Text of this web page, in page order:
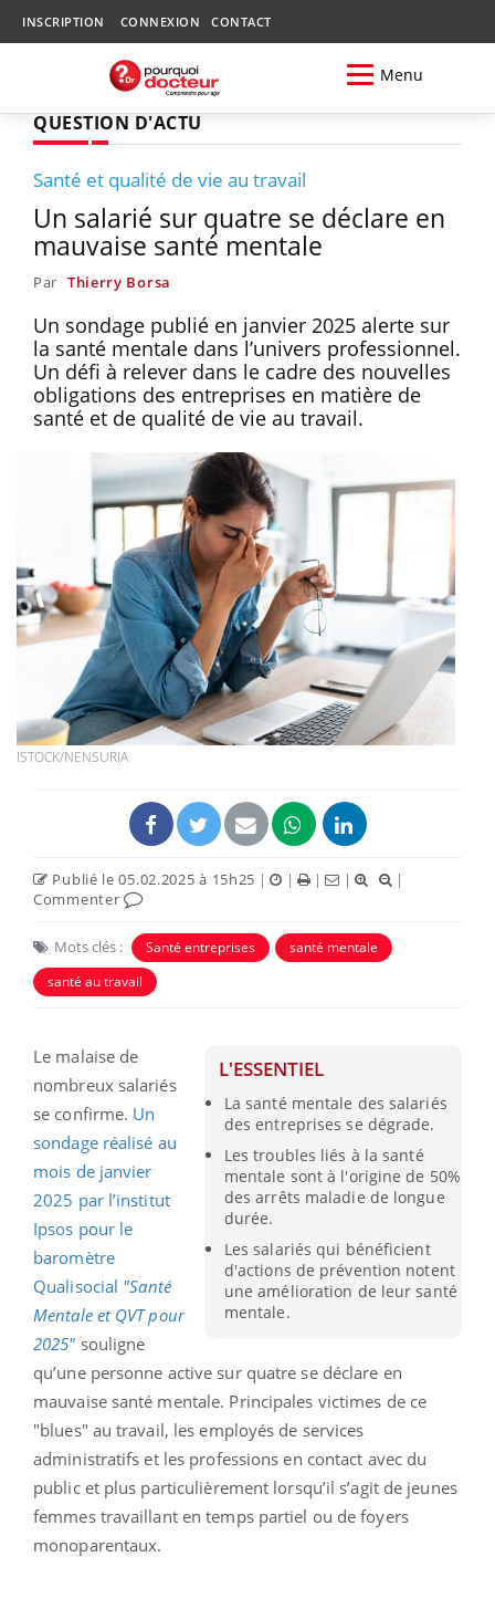
INSCRIPTION CONNEXION CONTACT
Menu
QUESTION D'ACTU
Santé et qualité de vie au travail
Un salarié sur quatre se déclare en
mauvaise santé mentale
Par Thierry Borsa
Un sondage publié en janvier 2025 alerte sur
la santé mentale dans l’univers professionnel.
Un défi à relever dans le cadre des nouvelles
obligations des entreprises en matière de
santé et de qualité de vie au travail.
ISTOCK/NENSURIA
Publié le 05.02.2025 à 15h25 | | | |
|
Commenter
Mots clés : Santé entreprises
santé mentale
santé au travail
L'ESSENTIEL
La santé mentale des salariés
des entreprises se dégrade.
Les troubles liés à la santé
mentale sont à l'origine de 50%
des arrêts maladie de longue
durée.
Les salariés qui bénéficient
d'actions de prévention notent
une amélioration de leur santé
mentale.
Le malaise de
nombreux salariés
se confirme. Un
sondage réalisé au
mois de janvier
2025 par l’institut
Ipsos pour le
baromètre
Qualisocial "Santé
Mentale et QVT pour
2025" souligne
qu’une personne active sur quatre se déclare en
mauvaise santé mentale. Principales victimes de ce
"blues" au travail, les employés de services
administratifs et les professions en contact avec du
public et plus particulièrement lorsqu’il s’agit de jeunes
femmes travaillant en temps partiel ou de foyers
monoparentaux.